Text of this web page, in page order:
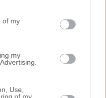
its third-party tags to
purposes in below Google
of my
my
Use,
σε πλειστηριασμόσε
την επίσημη λίστα με τους
καθημερινά.
μπορείτε να
αυτό που ταιριάζει